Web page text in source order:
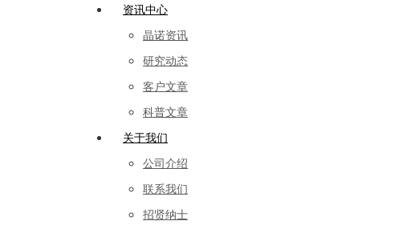
资讯中心
晶诺资讯
研究动态
客户文章
科普文章
关于我们
公司介绍
联系我们
招贤纳士